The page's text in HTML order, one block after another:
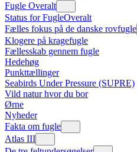
Fugle Overalt
Status for FugleOveralt
Fælles fokus på de danske rovfugle
Klogere på kragefugle
Fællesskab gennem fugle
Hedehøg
Punkttællinger
Seabirds Under Pressure (SUPRE)
Vild natur hvor du bor
Ørne
Nyheder
Fakta om fugle
Atlas III